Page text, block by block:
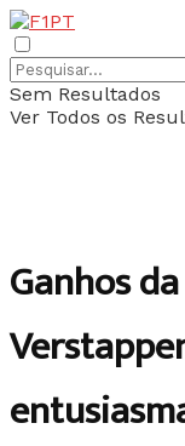
Sem Resultados
Ver Todos os
Ganhos